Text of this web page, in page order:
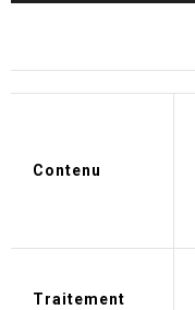
Contenu
Traitement